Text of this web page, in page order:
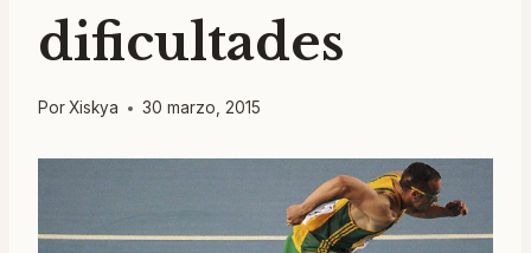
dificultades
PorXiskya 30 marzo, 2015